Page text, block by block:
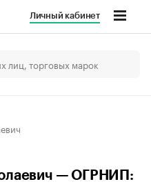
Личный кабинет
— ОГРНИП: